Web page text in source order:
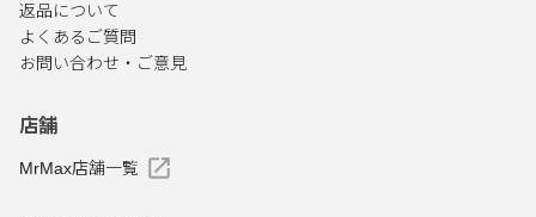
返品について
よくあるご質問
お問い合わせ・ご意見
店舗
MrMax店舗一覧